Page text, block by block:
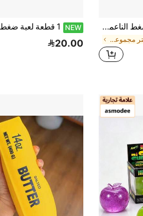
قطعة واحدة من لعبة الضغط الناعمة المربعة على شكل جبن لتخفيف التوتر، لعبة ضغط بطيئة الارتداد، هدية مثالية لعيد الهالوين والكريسماس والأولاد والبنات، مناسبة للألعاب والحفلات، يمكن استخدامها كهدية أو هدية حفلة، هدية تخرج، هدية للصديق/الصديقة، يمكن استخدامها كجائزة فصل دراسي، هدية حفلة للبالغين، هدية عيد ميلاد أو هدية عطلة للأصدقاء
في بوليستر مجموعات حرفية للأزياء للأطفال
NEW
20.00